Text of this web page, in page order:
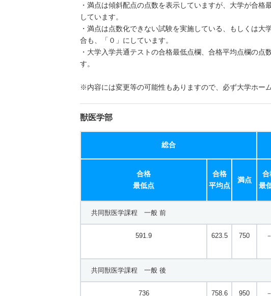
・満点は傾斜配点の点数を表示していますが、大学が合
しています。
・満点は点数化できない試験を実施している、もしくは
合も、「０」にしています。
・大学入学共通テストの合格最低点欄、合格平均点欄の
す。
※内容には変更等の可能性もありますので、必ず大学ホー
獣医学部
総合
合格
最低点
合格
平均点
満点
合
最
共同獣医学課程 一般 前
591.9 623.5 750 －
共同獣医学課程 一般 後
736 758.6 950 －